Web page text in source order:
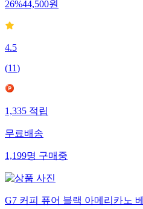
26%44,500원
4.5
(11)
1,335적립
무료배송
1,199명구매중
G7 커피 퓨어 블랙 아메리카노